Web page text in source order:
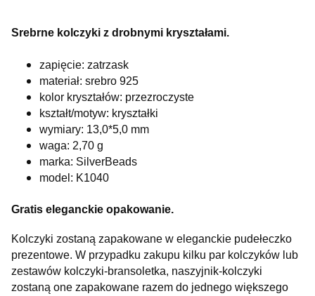
Srebrne kolczyki z drobnymi kryształami.
zapięcie: zatrzask
materiał: srebro 925
kolor kryształów: przezroczyste
kształt/motyw: kryształki
wymiary: 13,0*5,0 mm
waga: 2,70 g
marka: SilverBeads
model: K1040
Gratis eleganckie opakowanie.
Kolczyki zostaną zapakowane w eleganckie pudełeczko
prezentowe. W przypadku zakupu kilku par kolczyków lub
zestawów kolczyki-bransoletka, naszyjnik-kolczyki
zostaną one zapakowane razem do jednego większego